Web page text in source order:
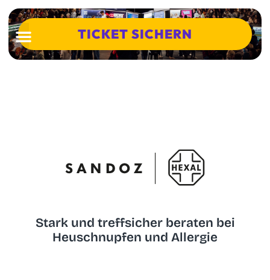
TICKET SICHERN
Stark und treffsicher beraten bei
Heuschnupfen und Allergie